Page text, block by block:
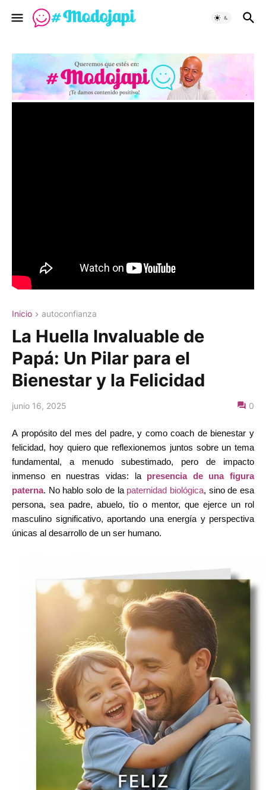
Inicio autoconfianza
La Huella Invaluable de
Papá: Un Pilar para el
Bienestar y la Felicidad
junio 16, 2025 0
A propósito del mes del padre, y comocoach de bienestar y
felicidad, hoy quiero que reflexionemos juntos sobre un tema
fundamental, a menudo subestimado, pero de impacto
inmenso en nuestras vidas: la presencia de una figura
paterna. No hablo solo de la paternidad biológica, sino de esa
persona, sea padre, abuelo, tío o mentor, que ejerce un rol
masculino significativo, aportando una energía y perspectiva
únicas al desarrollo de un ser humano.